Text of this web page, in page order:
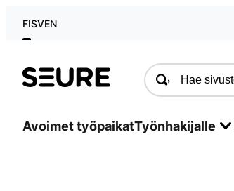
FISVEN
Seure
Avoimet työpaikatTyönhakijalle